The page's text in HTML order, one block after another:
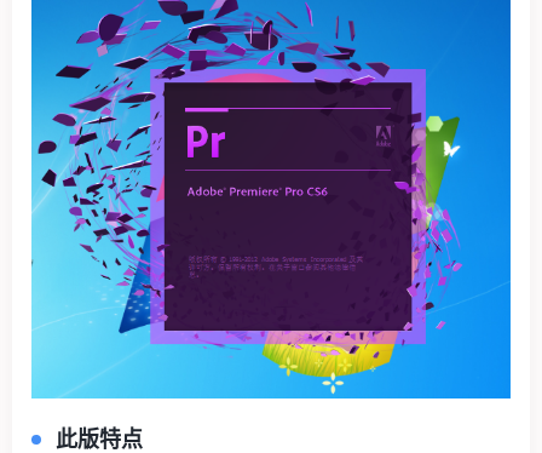
此版特点